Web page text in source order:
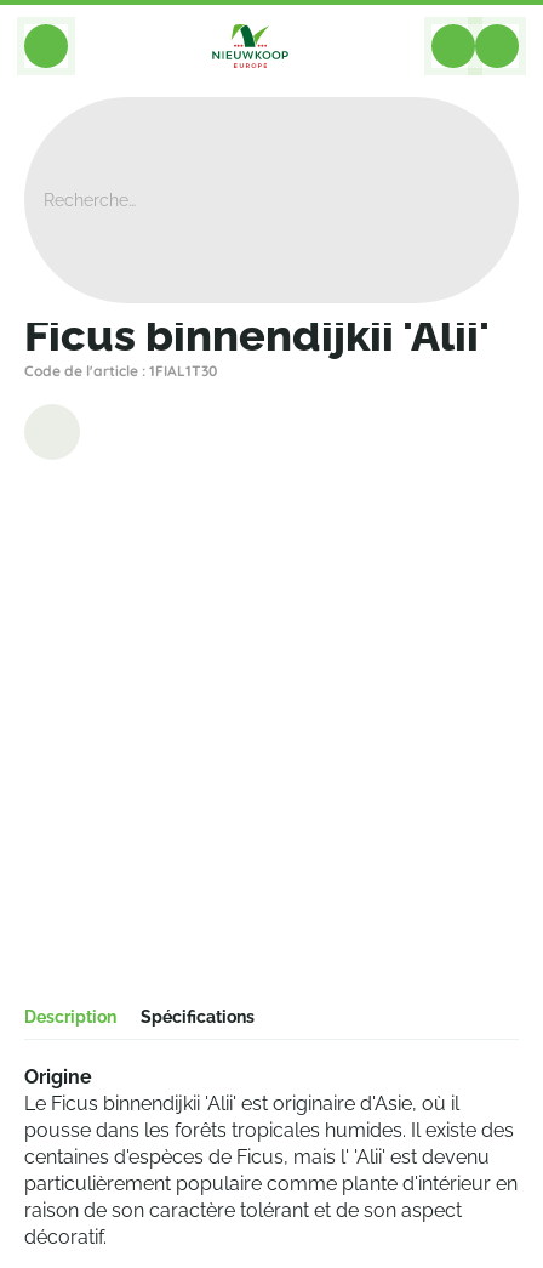
BACK
Ficus binnendijkii 'Alii'
Code de l'article : 1FIAL1T30
Description Spécifications
Origine
Le Ficus binnendijkii 'Alii' est originaire d'Asie, où il
pousse dans les forêts tropicales humides. Il existe des
centaines d'espèces de Ficus, mais l' 'Alii' est devenu
particulièrement populaire comme plante d'intérieur en
raison de son caractère tolérant et de son aspect
décoratif.